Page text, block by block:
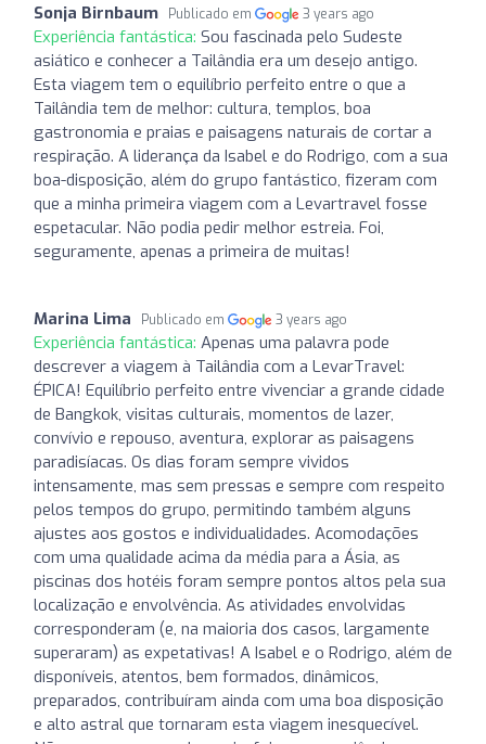
Sonja Birnbaum Publicado em 3 years ago
Experiência fantástica: Sou fascinada pelo Sudeste
asiático e conhecer a Tailândia era um desejo antigo.
Esta viagem tem o equilíbrio perfeito entre o que a
Tailândia tem de melhor: cultura, templos, boa
gastronomia e praias e paisagens naturais de cortar a
respiração. A liderança da Isabel e do Rodrigo, com a sua
boa-disposição, além do grupo fantástico, fizeram com
que a minha primeira viagem com a Levartravel fosse
espetacular. Não podia pedir melhor estreia. Foi,
seguramente, apenas a primeira de muitas!
Marina Lima Publicado em 3 years ago
Experiência fantástica: Apenas uma palavra pode
descrever a viagem à Tailândia com a LevarTravel:
ÉPICA! Equilíbrio perfeito entre vivenciar a grande cidade
de Bangkok, visitas culturais, momentos de lazer,
convívio e repouso, aventura, explorar as paisagens
paradisíacas. Os dias foram sempre vividos
intensamente, mas sem pressas e sempre com respeito
pelos tempos do grupo, permitindo também alguns
ajustes aos gostos e individualidades. Acomodações
com uma qualidade acima da média para a Ásia, as
piscinas dos hotéis foram sempre pontos altos pela sua
localização e envolvência. As atividades envolvidas
corresponderam (e, na maioria dos casos, largamente
superaram) as expetativas! A Isabel e o Rodrigo, além de
disponíveis, atentos, bem formados, dinâmicos,
preparados, contribuíram ainda com uma boa disposição
e alto astral que tornaram esta viagem inesquecível.